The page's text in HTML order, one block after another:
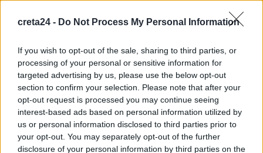
creta24 - Do Not Process My Personal Information
If you wish to opt-out of the sale, sharing to third parties, or
processing of your personal or sensitive information for
targeted advertising by us, please use the below opt-out
section to confirm your selection. Please note that after your
opt-out request is processed you may continue seeing
interest-based ads based on personal information utilized by
us or personal information disclosed to third parties prior to
your opt-out. You may separately opt-out of the further
disclosure of your personal information by third parties on the
Νέα ταυτότητα: Πού πρέπει να ενημερώσετε τα στοιχεία σας
6 Αυγούστου, 2026
Ιδρώτας και διατροφή το καλοκαίρι: Ποιες τροφές προκαλούν
κακοσμία
6 Αυγούστου, 2026
Κάρτα Αγρότη: Τι αλλάζει από 28 Αυγούστου για τις